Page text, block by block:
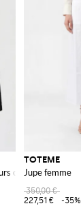
côtelé
TOTEME
Jupe femme
350,00 €
227,51 €
-35%